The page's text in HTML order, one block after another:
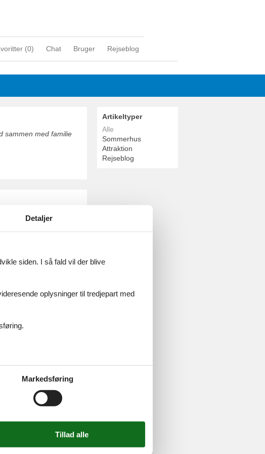
(0) Chat Bruger Rejseblog
sammen med familie
ophold sammen
og
Artikeltyper
Alle
Sommerhus
Attraktion
Rejseblog
Detaljer
siden. I så fald vil der blive
oplysninger til tredjepart med
Markedsføring